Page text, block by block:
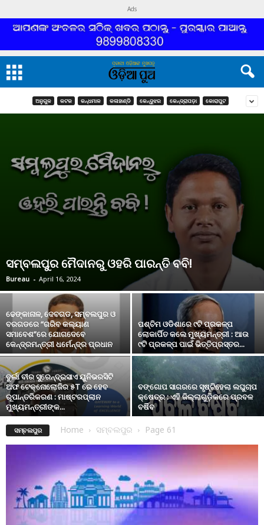
Ads
ଅନୁଗୁଳ କଟକ କନ୍ଧମାଳ କଳାହାଣ୍ଡି କେନ୍ଦୁଝର କେନ୍ଦ୍ରାପଡ଼ା କୋରାପୁଟ
ସମ୍ବଲପୁର ମୈଦାନରୁ ଓହରି ପାରନ୍ତି ବବି!
Bureau - April 16, 2024
ଢେଙ୍କାନାଳ, ଦେବଗଡ, ସମ୍ବଲପୁର ଓ
ବରଗଡରେ “ଗରିବ କଲ୍ୟାଣ
ସମାବେଶ”ରେ ଯୋଗଦେବେ
କେନ୍ଦ୍ରମନ୍ତ୍ରୀ ଧର୍ମେନ୍ଦ୍ର ପ୍ରଧାନ
ପଶ୍ଚିମ ଓଡିଶାରେ ୯ଟି ପ୍ରକଳ୍ପ
ଲୋକାର୍ପିତ କଲେ ମୁଖ୍ୟମନ୍ତ୍ରୀ : ଆଉ
୯ଟି ପ୍ରକଳ୍ପ ପାଇଁ ଭିତ୍ତିପ୍ରସ୍ତର...
ବୁର୍ଲା ବୀର ସୁରେନ୍ଦ୍ରସାଏ ୟୁନିଭରସିଟି
ଅଫ ଟେକ୍‌ନୋଲୋଜିର ୫T ରେ ହେବ
ରୂପାନ୍ତରିକରଣ : ମାଷ୍ଟରପ୍ଲାନ
ମୁଖ୍ୟମନ୍ତ୍ରୀଙ୍କ...
ବଙ୍ଗୋପ ସାଗରରେ ସୃଷ୍ଟିହେଲା ଲଘୁଚାପ
କ୍ଷେତ୍ର : ଏହି ଜିଲ୍ଲାଗୁଡ଼ିକରେ ପ୍ରବଳ
ବର୍ଷିବ
ସମ୍ବଲପୁର Home ସମ୍ବଲପୁର Page 61